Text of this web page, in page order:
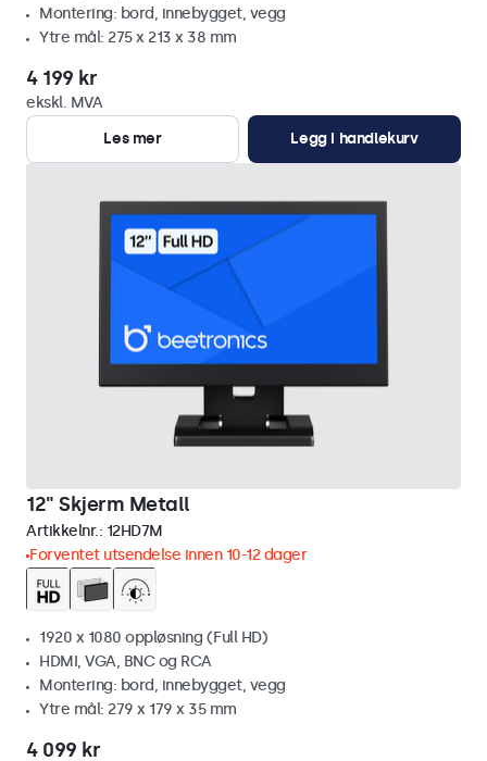
Montering: bord, innebygget, vegg
Ytre mål: 275 x 213 x 38 mm
4 199 kr
ekskl. MVA
Les mer
Legg i handlekurv
12" Skjerm Metall
Artikkelnr.: 12HD7M
Forventet utsendelse innen 10-12 dager
1920 x 1080 oppløsning (Full HD)
HDMI, VGA, BNC og RCA
Montering: bord, innebygget, vegg
Ytre mål: 279 x 179 x 35 mm
4 099 kr